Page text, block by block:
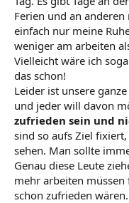
Ferien und an
einfach nur meine
weniger am arbeiten
Vielleicht wäre ich
das schon!
Leider ist unsere
und jeder will davon
zufrieden sein und
sind so aufs Ziel
sehen. Man sollte
Genau diese Leute
mehr arbeiten
schon zufrieden